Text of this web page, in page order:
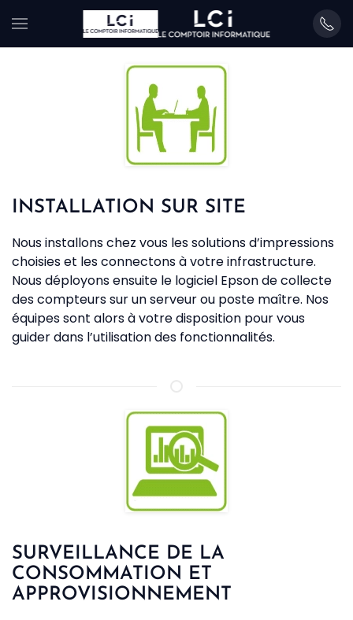
Skip
INSTALLATION SUR SITE
Nous installons chez vous les solutions d’impressions
choisies et les connectons à votre infrastructure.
Nous déployons ensuite le logiciel Epson de collecte
des compteurs sur un serveur ou poste maître. Nos
équipes sont alors à votre disposition pour vous
guider dans l’utilisation des fonctionnalités.
SURVEILLANCE DE LA
CONSOMMATION ET
APPROVISIONNEMENT